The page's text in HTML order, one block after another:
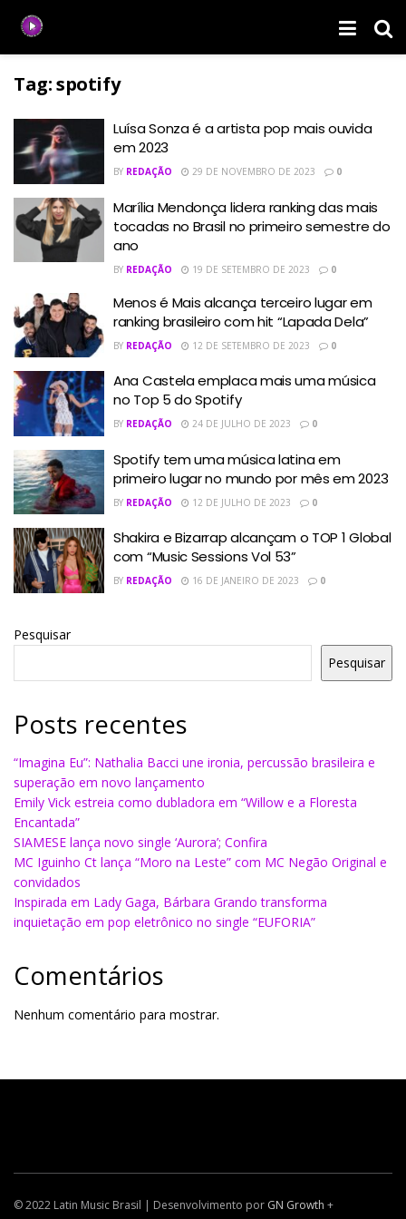
Tag:spotify
Luísa Sonza é a artista pop mais ouvida
em 2023
BY REDAÇÃO 29 DE NOVEMBRO DE 2023 0
Marília Mendonça lidera ranking das mais
tocadas no Brasil no primeiro semestre do
ano
BY REDAÇÃO 19 DE SETEMBRO DE 2023 0
Menos é Mais alcança terceiro lugar em
ranking brasileiro com hit “Lapada Dela”
BY REDAÇÃO 12 DE SETEMBRO DE 2023 0
Ana Castela emplaca mais uma música
no Top 5 do Spotify
BY REDAÇÃO 24 DE JULHO DE 2023 0
Spotify tem uma música latina em
primeiro lugar no mundo por mês em 2023
BY REDAÇÃO 12 DE JULHO DE 2023 0
Shakira e Bizarrap alcançam o TOP 1 Global
com “Music Sessions Vol 53”
BY REDAÇÃO 16 DE JANEIRO DE 2023 0
Pesquisar
Pesquisar
Posts recentes
“Imagina Eu”: Nathalia Bacci une ironia, percussão brasileira e
superação em novo lançamento
Emily Vick estreia como dubladora em “Willow e a Floresta
Encantada”
SIAMESE lança novo single ‘Aurora’; Confira
MC Iguinho Ct lança “Moro na Leste” com MC Negão Original e
convidados
Inspirada em Lady Gaga, Bárbara Grando transforma
inquietação em pop eletrônico no single “EUFORIA”
Comentários
Nenhum comentário para mostrar.
© 2022 Latin Music Brasil | Desenvolvimento por GN Growth +